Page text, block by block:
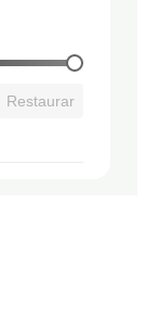
Restaurar